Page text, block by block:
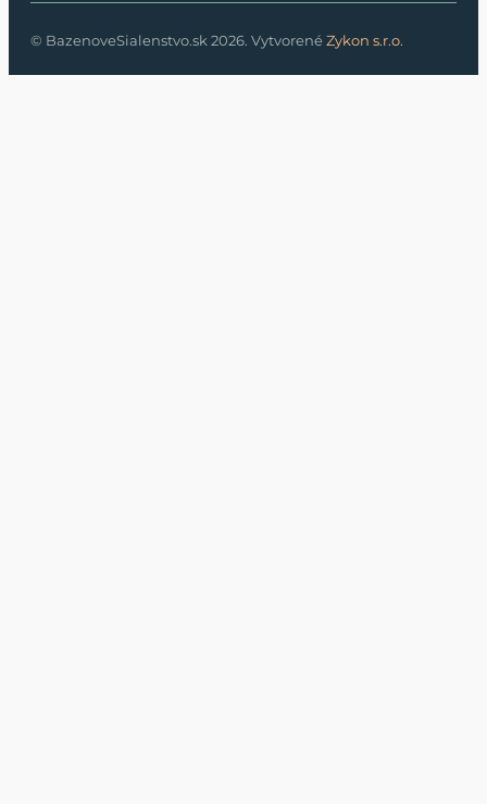
© BazenoveSialenstvo.sk 2026. VytvorenéZykon s.r.o.